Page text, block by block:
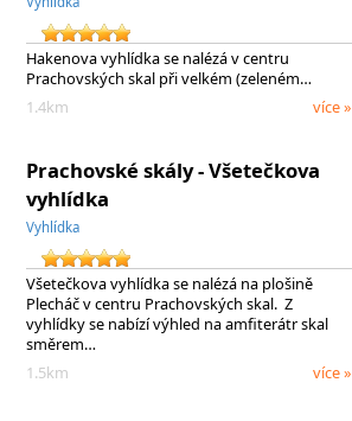
Hakenova vyhlídka se nalézá v centru
Prachovských skal při velkém (zeleném…
1.4km
více »
Prachovské skály - Všetečkova
vyhlídka
Vyhlídka
Všetečkova vyhlídka se nalézá na plošině
Plecháč v centru Prachovských skal. Z
vyhlídky se nabízí výhled na amfiterátr skal
směrem…
1.5km
více »